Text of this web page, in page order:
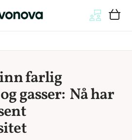
farlig
gasser:  Nå har